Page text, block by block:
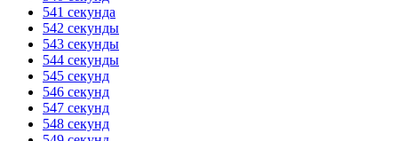
541 секунда
542 секунды
543 секунды
544 секунды
545 секунд
546 секунд
547 секунд
548 секунд